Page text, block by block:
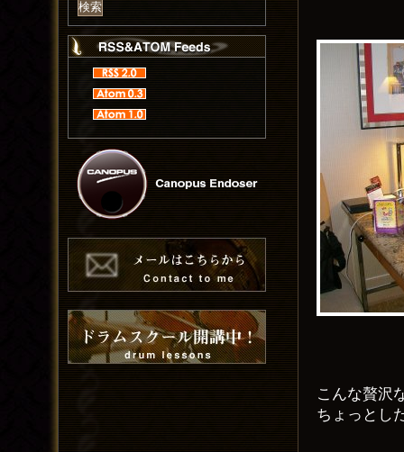
こんな贅沢
ちょっとし